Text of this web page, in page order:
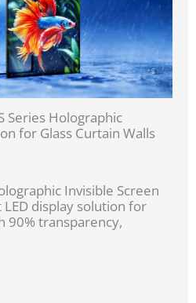
Series Holographic
for Glass Curtain Walls
Invisible Screen
display solution for
90% transparency,